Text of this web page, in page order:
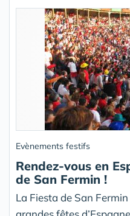
Evènements festifs
Rendez-vous en
de San Fermin !
La Fiesta de San